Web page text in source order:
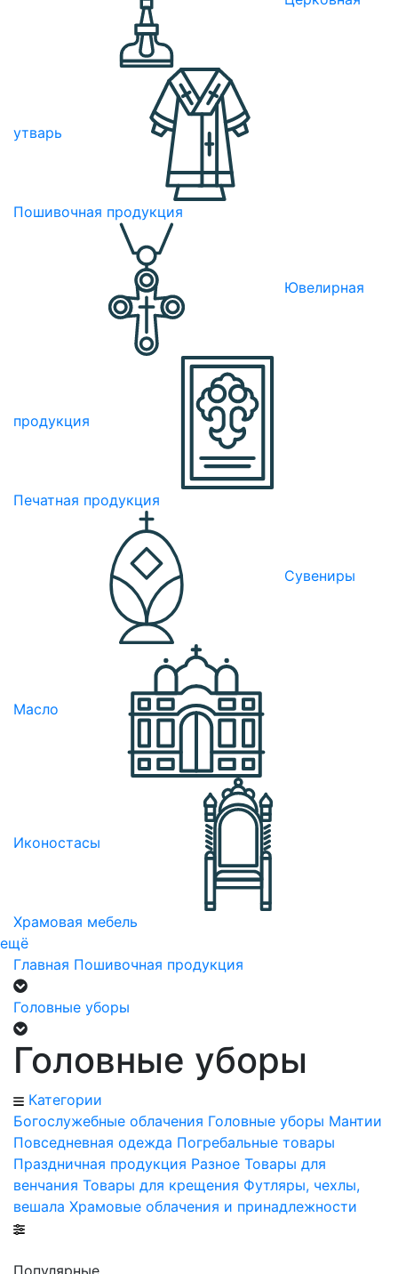
утварь
Пошивочная продукция
Ювелирная
продукция
Печатная продукция
Сувениры
Масло
Иконостасы
Храмовая мебель
ещё
Главная Пошивочная продукция
Головные уборы
Головные уборы
Категории
Богослужебные облачения Головные уборы Мантии
Повседневная одежда Погребальные товары
Праздничная продукция Разное Товары для
венчания Товары для крещения Футляры, чехлы,
вешала Храмовые облачения и принадлежности
Популярные